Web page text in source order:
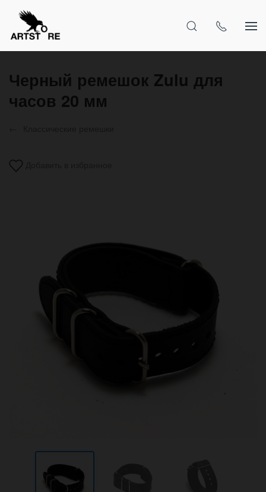
Черный ремешок Zulu для
часов 20 мм